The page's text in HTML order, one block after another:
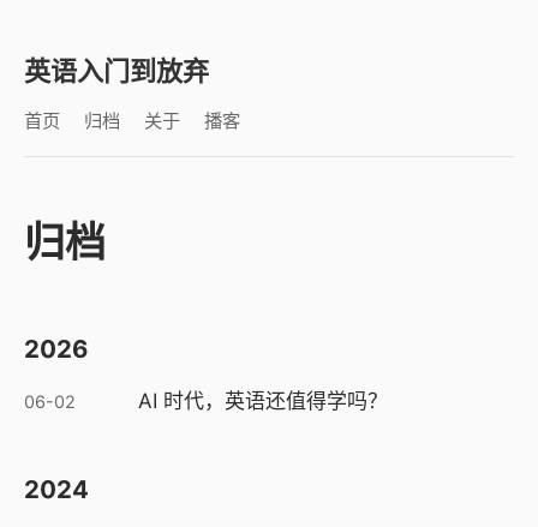
英语入门到放弃
首页 归档 关于 播客
归档
2026
06-02 AI 时代，英语还值得学吗？
2024